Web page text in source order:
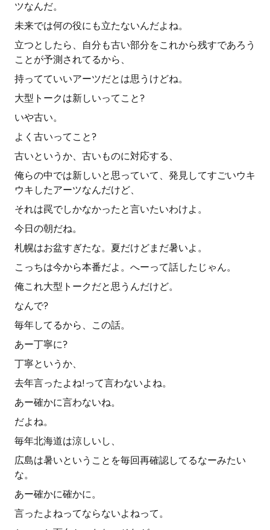
ツなんだ。
未来では何の役にも立たないんだよね。
立つとしたら、自分も古い部分をこれから残すであろう
ことが予測されてるから、
持ってていいアーツだとは思うけどね。
大型トークは新しいってこと?
いや古い。
よく古いってこと?
古いというか、古いものに対応する、
俺らの中では新しいと思っていて、発見してすごいウキ
ウキしたアーツなんだけど、
それは罠でしかなかったと言いたいわけよ。
今日の朝だね。
札幌はお盆すぎたな。夏だけどまだ暑いよ。
こっちは今から本番だよ。へーって話したじゃん。
俺これ大型トークだと思うんだけど。
なんで?
毎年してるから、この話。
あー丁寧に?
丁寧というか、
去年言ったよね!って言わないよね。
あー確かに言わないね。
だよね。
毎年北海道は涼しいし、
広島は暑いということを毎回再確認してるなーみたい
な。
あー確かに確かに。
言ったよねってならないよねって。